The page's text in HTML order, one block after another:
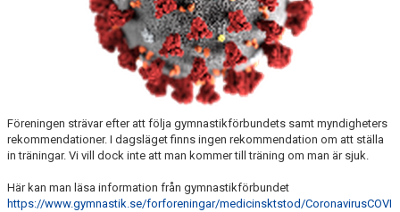
Föreningen strävar efter att följa gymnastikförbundets samt myndigheters
rekommendationer. I dagsläget finns ingen rekommendation om att ställa
in träningar. Vi vill dock inte att man kommer till träning om man är sjuk.
Här kan man läsa information från gymnastikförbundet
https://www.gymnastik.se/forforeningar/medicinsktstod/CoronavirusCOVI